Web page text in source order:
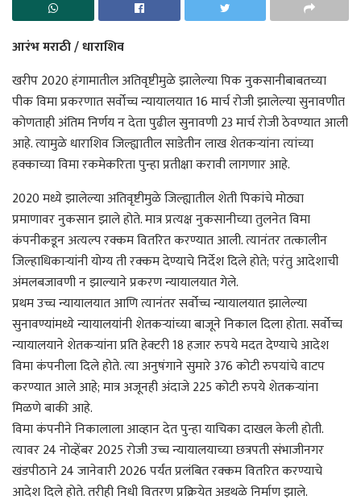
आरंभ मराठी / धाराशिव
खरीप 2020 हंगामातील अतिवृष्टीमुळे झालेल्या पिक नुकसानीबाबतच्या
पीक विमा प्रकरणात सर्वोच्च न्यायालयात 16 मार्च रोजी झालेल्या सुनावणीत
कोणताही अंतिम निर्णय न देता पुढील सुनावणी 23 मार्च रोजी ठेवण्यात आली
आहे. त्यामुळे धाराशिव जिल्ह्यातील साडेतीन लाख शेतकऱ्यांना त्यांच्या
हक्काच्या विमा रकमेकरिता पुन्हा प्रतीक्षा करावी लागणार आहे.
2020 मध्ये झालेल्या अतिवृष्टीमुळे जिल्ह्यातील शेती पिकांचे मोठ्या
प्रमाणावर नुकसान झाले होते. मात्र प्रत्यक्ष नुकसानीच्या तुलनेत विमा
कंपनीकडून अत्यल्प रक्कम वितरित करण्यात आली. त्यानंतर तत्कालीन
जिल्हाधिकाऱ्यांनी योग्य ती रक्कम देण्याचे निर्देश दिले होते; परंतु आदेशाची
अंमलबजावणी न झाल्याने प्रकरण न्यायालयात गेले.
प्रथम उच्च न्यायालयात आणि त्यानंतर सर्वोच्च न्यायालयात झालेल्या
सुनावण्यांमध्ये न्यायालयांनी शेतकऱ्यांच्या बाजूने निकाल दिला होता. सर्वोच्च
न्यायालयाने शेतकऱ्यांना प्रति हेक्टरी 18 हजार रुपये मदत देण्याचे आदेश
विमा कंपनीला दिले होते. त्या अनुषंगाने सुमारे 376 कोटी रुपयांचे वाटप
करण्यात आले आहे; मात्र अजूनही अंदाजे 225 कोटी रुपये शेतकऱ्यांना
मिळणे बाकी आहे.
विमा कंपनीने निकालाला आव्हान देत पुन्हा याचिका दाखल केली होती.
त्यावर 24 नोव्हेंबर 2025 रोजी उच्च न्यायालयाच्या छत्रपती संभाजीनगर
खंडपीठाने 24 जानेवारी 2026 पर्यंत प्रलंबित रक्कम वितरित करण्याचे
आदेश दिले होते. तरीही निधी वितरण प्रक्रियेत अडथळे निर्माण झाले.